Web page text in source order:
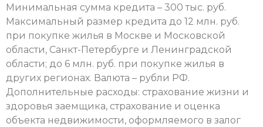
Минимальная сумма кредита – 300 тыс. руб.
Максимальный размер кредита до 12 млн. руб.
при покупке жилья в Москве и Московской
области, Санкт-Петербурге и Ленинградской
области; до 6 млн. руб. при покупке жилья в
других регионах. Валюта – рубли РФ.
Дополнительные расходы: страхование жизни и
здоровья заемщика, страхование и оценка
объекта недвижимости, оформляемого в залог